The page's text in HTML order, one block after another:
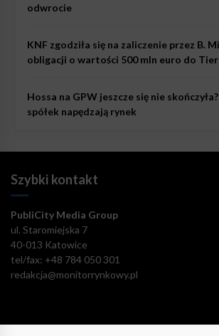
odwrocie
KNF zgodziła się na zaliczenie przez B.
obligacji o wartości 500 mln euro do Tier
Hossa na GPW jeszcze się nie
spółek napędzają rynek
Szybki kontakt
PubliCity Media Group
ul. Staromiejska 7
40-013 Katowice
tel/fax: +48 784 050 301
redakcja@monitorrynkowy.pl